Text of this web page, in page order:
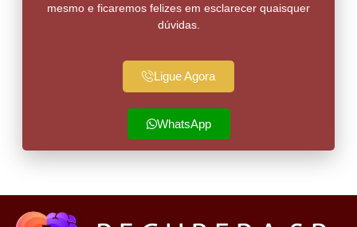
mesmo e ficaremos felizes em esclarecer quaisquer
dúvidas.
Ligue Agora
WhatsApp